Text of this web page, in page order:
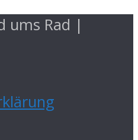
ums Rad |